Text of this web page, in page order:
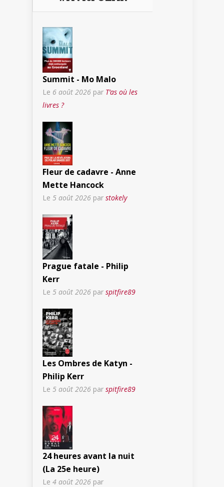
Summit - Mo Malo
Le 6 août 2026 par T’as où les
livres ?
Fleur de cadavre - Anne
Mette Hancock
Le 5 août 2026 par stokely
Prague fatale - Philip
Kerr
Le 5 août 2026 par spitfire89
Les Ombres de Katyn -
Philip Kerr
Le 5 août 2026 par spitfire89
24 heures avant la nuit
(La 25e heure)
Le 4 août 2026 par